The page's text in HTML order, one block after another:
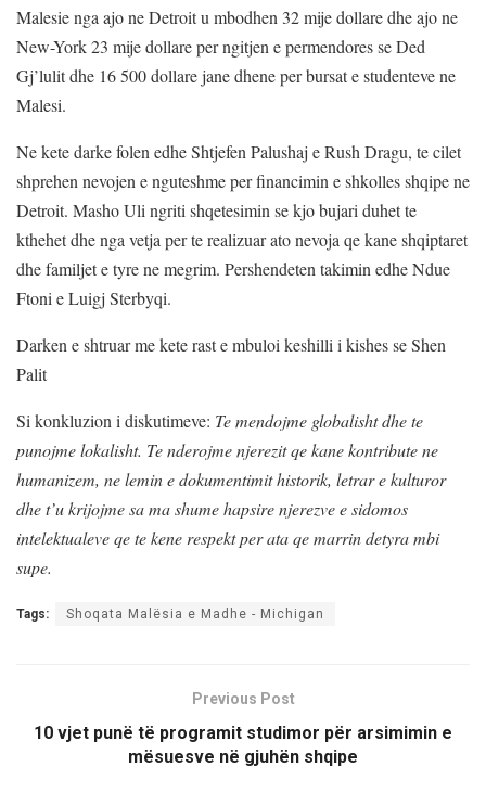
Malesie nga ajo ne Detroit u mbodhen 32 mije dollare dhe ajo ne
New-York 23 mije dollare per ngitjen e permendores se Ded
Gj’lulit dhe 16 500 dollare jane dhene per bursat e studenteve ne
Malesi.
Ne kete darke folen edhe Shtjefen Palushaj e Rush Dragu, te cilet
shprehen nevojen e nguteshme per financimin e shkolles shqipe ne
Detroit. Masho Uli ngriti shqetesimin se kjo bujari duhet te
kthehet dhe nga vetja per te realizuar ato nevoja qe kane shqiptaret
dhe familjet e tyre ne megrim. Pershendeten takimin edhe Ndue
Ftoni e Luigj Sterbyqi.
Darken e shtruar me kete rast e mbuloi keshilli i kishes se Shen
Palit
Si konkluzion i diskutimeve: Te mendojme globalisht dhe te
punojme lokalisht. Te nderojme njerezit qe kane kontribute ne
humanizem, ne lemin e dokumentimit historik, letrar e kulturor
dhe t’u krijojme sa ma shume hapsire njerezve e sidomos
intelektualeve qe te kene respekt per ata qe marrin detyra mbi
supe.
Tags: Shoqata Malësia e Madhe - Michigan
Previous Post
10 vjet punë të programit studimor për arsimimin e
mësuesve në gjuhën shqipe